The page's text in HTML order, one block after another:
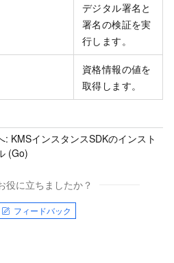
デジタル署名と
署名の検証を実
行します。
資格情報の値を
取得します。
: KMSインスタンスSDKのインスト
(Go)
役に立ちましたか？
フィードバック